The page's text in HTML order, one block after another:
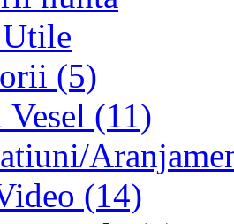
(5)
(11)
(14)